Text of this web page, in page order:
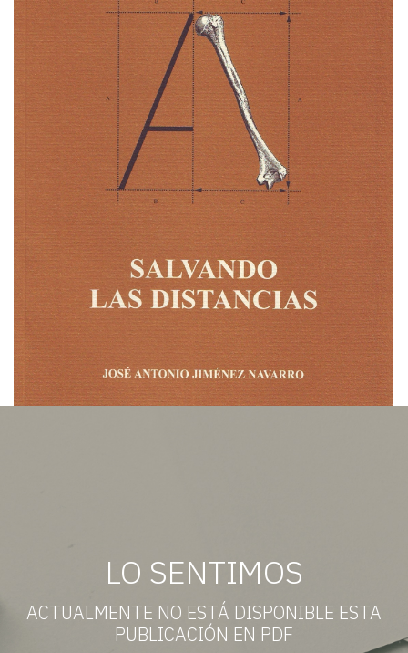
LO SENTIMOS
ACTUALMENTE NO ESTÁ DISPONIBLE ESTA
PUBLICACIÓN EN PDF